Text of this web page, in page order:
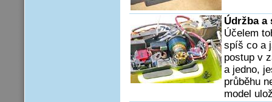
Údržba a
Účelem
spíš co a
postup v
a jedno,
průběhu
model